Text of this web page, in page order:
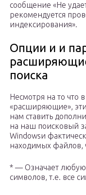
сообщение «Не
рекомендуется
индексирования».
Опции и и
поиска
Несмотря на то что
«расширяющие»,
нам ставить
на наш поисковый
Windowsи
находимых файлов,
* — Означает любую
символов, т.е. все